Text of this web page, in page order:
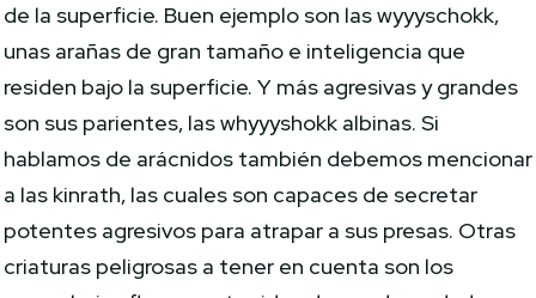
de la superficie. Buen ejemplo son las wyyyschokk,
unas arañas de gran tamaño e inteligencia que
residen bajo la superficie. Y más agresivas y grandes
son sus parientes, las whyyyshokk albinas. Si
hablamos de arácnidos también debemos mencionar
a las kinrath, las cuales son capaces de secretar
potentes agresivos para atrapar a sus presas. Otras
criaturas peligrosas a tener en cuenta son los